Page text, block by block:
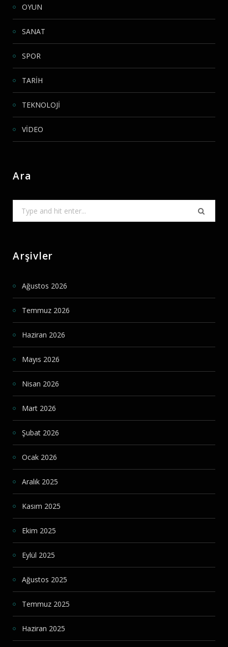
OYUN
SANAT
SPOR
TARİH
TEKNOLOJİ
VİDEO
Ara
for:
Arşivler
Ağustos 2026
Temmuz 2026
Haziran 2026
Mayıs 2026
Nisan 2026
Mart 2026
Şubat 2026
Ocak 2026
Aralık 2025
Kasım 2025
Ekim 2025
Eylül 2025
Ağustos 2025
Temmuz 2025
Haziran 2025